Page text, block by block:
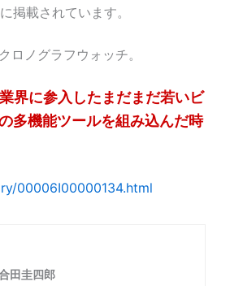
掲載されています。
ロノグラフウォッチ。
界に参入したまだまだ若いビ
多機能ツールを組み込んだ時
00006I00000134.html
田圭四郎